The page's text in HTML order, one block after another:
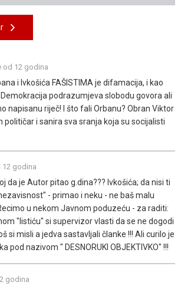
od 12 godina
i Ivkošića FAŠISTIMA je difamacija, i kao
podrazumjeva slobodu govora ali
napisanu riječ! I što fali Orbanu? Obran Viktor
političar i sanira sva sranja koja su socijalisti
12 godina
da je Autor pitao g.dina??? Ivkošića; da nisi ti
- primao i neku - ne baš malu
u nekom Javnom poduzeću - za raditi:
"listiću" si supervizor vlasti da se ne dogodi
si misli a jedva sastavljali članke !!! Ali curilo je
pod nazivom " DESNORUKI OBJEKTIVKO" !!!
godina